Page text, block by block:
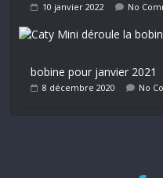
10 janvier 2022 No
bobine pour janvier 2021
8 décembre 2020 No